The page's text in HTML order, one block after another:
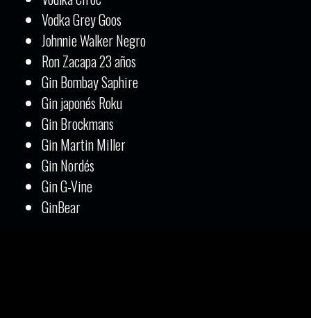
Vodka Grey Goos
Johnnie Walker Negro
Ron Zacapa 23 años
Gin Bombay Saphire
Gin japonés Roku
Gin Brockmans
Gin Martin Miller
Gin Nordés
Gin G-Vine
GinBear